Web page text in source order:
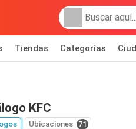
Tiendas Categorías
KFC
Ubicaciones 71